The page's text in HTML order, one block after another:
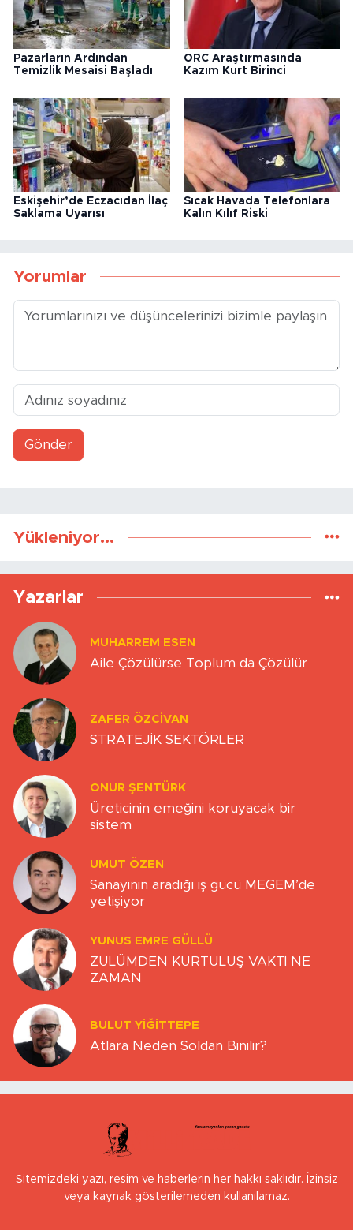
Pazarların Ardından
Temizlik Mesaisi Başladı
ORC Araştırmasında
Kazım Kurt Birinci
Eskişehir’de Eczacıdan İlaç
Saklama Uyarısı
Sıcak Havada Telefonlara
Kalın Kılıf Riski
Yorumlar
Gönder
Yükleniyor...
Yazarlar
MUHARREM ESEN
Aile Çözülürse Toplum da Çözülür
ZAFER ÖZCIVAN
STRATEJİK SEKTÖRLER
ONUR ŞENTÜRK
Üreticinin emeğini koruyacak bir
sistem
UMUT ÖZEN
Sanayinin aradığı iş gücü MEGEM’de
yetişiyor
YUNUS EMRE GÜLLÜ
ZULÜMDEN KURTULUŞ VAKTİ NE
ZAMAN
BULUT YİĞİTTEPE
Atlara Neden Soldan Binilir?
Sitemizdeki yazı, resim ve haberlerin her hakkı saklıdır. İzinsiz
veya kaynak gösterilemeden kullanılamaz.